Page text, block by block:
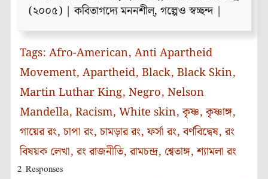
(২০০৫) | কবিতাগদ্যে মননশীল্‚ গল্পেও স্বচ্ছন্দ |
Tags: Afro-American, Anti Apartheid
Movement, Apartheid, Black, Black Skin,
Martin Luthar King, Negro, Nelson
Mandella, Racism, White skin,কৃষ্ণ,কৃষ্ণাঙ্গ,
গায়ের রং,চাপা রং,চামড়ার রং,ফর্সা রং,বর্ণবিদ্বেষ,রং
বিষয়ক লেখা,রং রাজনীতি,রামচন্দ্র, শ্বেতাঙ্গ,শ্যামলা রং
2 Responses